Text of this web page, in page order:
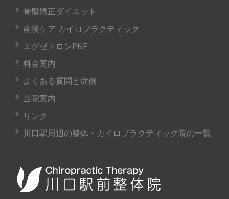
骨盤矯正ダイエット
産後ケア カイロプラクティック
エグゼトロンPNF
料金案内
よくある質問と症例
当院案内
リンク
川口駅周辺の整体・カイロプラクティック院の一覧